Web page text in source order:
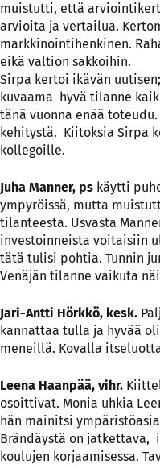
muistutti, että
arvioita ja vertailua.
markkinointihenkinen.
eikä valtion sakkoihin.
Sirpa kertoi ikävän
kuvaama hyvä tilanne
tänä vuonna enää
kehitystä. Kiitoksia Sirpa
kollegoille.
Juha Manner, ps käytti
ympyröissä, mutta
tilanteesta. Usvasta
investoinneista voitaisiin
tätä tulisi pohtia. Tunnin
Venäjän tilanne vaikuta
Jari-Antti Hörkkö, kesk.
kannattaa tulla ja hyvää
meneillä. Kovalla
Leena Haanpää, vihr.
osoittivat. Monia uhkia
hän mainitsi
Brändäystä on jatkettava,
koulujen korjaamisessa.